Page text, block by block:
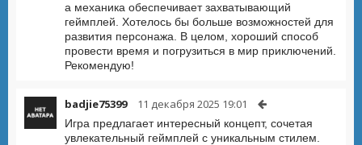
а механика обеспечивает захватывающий
геймплей. Хотелось бы больше возможностей для
развития персонажа. В целом, хороший способ
провести время и погрузиться в мир приключений.
Рекомендую!
badjie75399 11 декабря 2025 19:01
Игра предлагает интересный концепт, сочетая
увлекательный геймплей с уникальным стилем.